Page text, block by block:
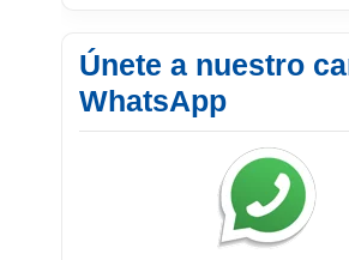
Únete a nuestro
WhatsApp